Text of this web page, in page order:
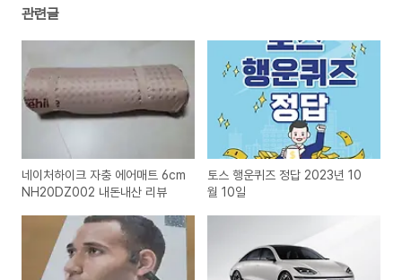
관련글
네이처하이크 자충 에어매트 6cm
NH20DZ002 내돈내산 리뷰
토스 행운퀴즈 정답 2023년 10
월 10일